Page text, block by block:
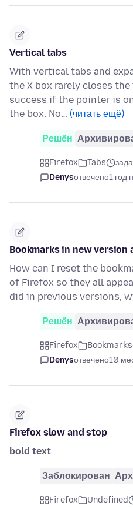
Vertical tabs
With vertical tabs and
the X box rarely closes
success if the pointer is
the box. No… (читать ещё)
Решён
Firefox Tabs
Denysотвечено1 год
Bookmarks in new version
How can I reset the
of Firefox so they all
did in previous versions,
Решён
Firefox Bookmarks
Denysотвечено10
Firefox slow and stop
bold text
Заблокирован
Firefox Undefined